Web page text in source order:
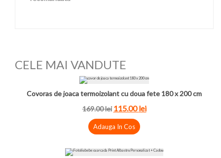
CELE MAI VANDUTE
Covoras de joaca termoizolant cu doua fete 180 x 200 cm
169.00lei 115.00lei
Adauga In Cos